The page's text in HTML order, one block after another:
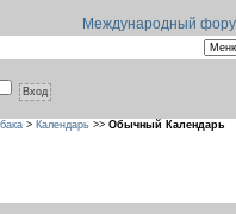
Международный
> Календарь >> Обычный Календарь